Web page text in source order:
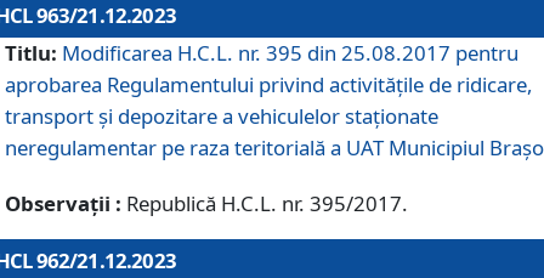
963/21.12.2023
Titlu: Modificarea H.C.L. nr. 395 din 25.08.2017 pentru
aprobarea Regulamentului privind activitățile de ridicare,
transport şi depozitare a vehiculelor staționate
neregulamentar pe raza teritorială a UAT Municipiul
Observații : Republică H.C.L. nr. 395/2017.
962/21.12.2023